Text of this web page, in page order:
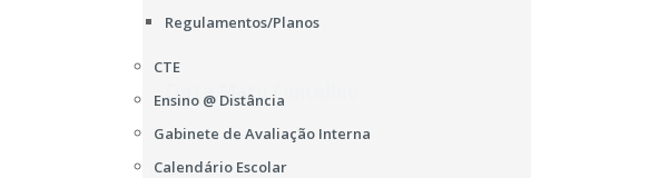
Regulamentos/Planos
CTE
Ensino @ Distância
Gabinete de Avaliação Interna
Calendário Escolar
2016
Corta Mato Concelhio